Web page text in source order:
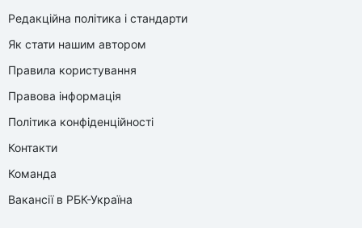
Редакційна політика і стандарти
Як стати нашим автором
Правила користування
Правова інформація
Політика конфіденційності
Контакти
Команда
Вакансії в РБК-Україна